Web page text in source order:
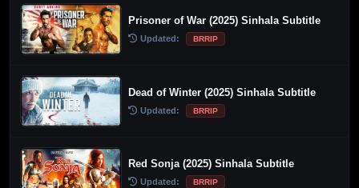
Prisoner of War (2025) Sinhala Subtitle
Updated: BRRIP
Dead of Winter (2025) Sinhala Subtitle
Updated: BRRIP
Red Sonja (2025) Sinhala Subtitle
Updated: BRRIP